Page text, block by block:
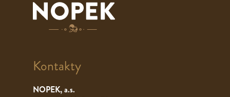
Kontakty
NOPEK, a.s.